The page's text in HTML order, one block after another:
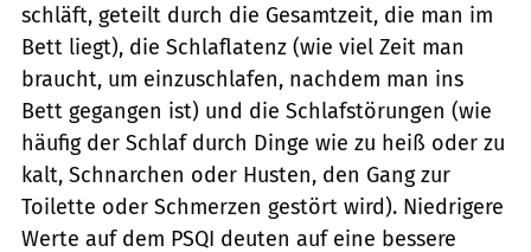
schläft, geteilt durch die Gesamtzeit, die man im
Bett liegt), die Schlaflatenz (wie viel Zeit man
braucht, um einzuschlafen, nachdem man ins
Bett gegangen ist) und die Schlafstörungen (wie
häufig der Schlaf durch Dinge wie zu heiß oder zu
kalt, Schnarchen oder Husten, den Gang zur
Toilette oder Schmerzen gestört wird). Niedrigere
Werte auf dem PSQI deuten auf eine bessere